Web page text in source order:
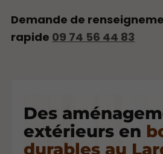
Demande de
rapide 09 74 56 44 83
Des
extérieurs en
durables au